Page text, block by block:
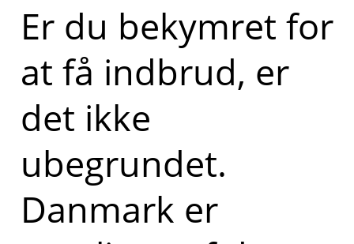
Er du bekymret for
at få indbrud, er
det ikke
ubegrundet.
Danmark er